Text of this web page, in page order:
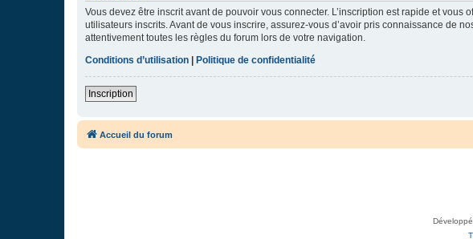
Vous devez être inscrit avant de pouvoir vous connecter. L’inscription est rapide et
utilisateurs inscrits. Avant de vous inscrire, assurez-vous d’avoir pris connaissance de
attentivement toutes les règles du forum lors de votre navigation.
Conditions d’utilisation
Politique de confidentialité
Inscription
Accueil du forum